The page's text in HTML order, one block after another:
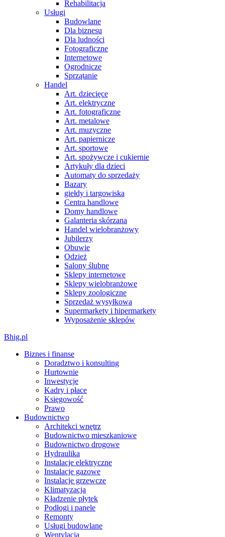
Rehabilitacja
Usługi
Budowlane
Dla biznesu
Dla ludności
Fotograficzne
Internetowe
Ogrodnicze
Sprzątanie
Handel
Art. dziecięce
Art. elektryczne
Art. fotograficzne
Art. metalowe
Art. muzyczne
Art. papiernicze
Art. sportowe
Art. spożywcze i cukiernie
Artykuły dla dzieci
Automaty do sprzedaży
Bazary
giełdy i targowiska
Centra handlowe
Domy handlowe
Galanteria skórzana
Handel wielobranżowy
Jubilerzy
Obuwie
Odzież
Salony ślubne
Sklepy internetowe
Sklepy wielobranżowe
Sklepy zoologiczne
Sprzedaż wysyłkowa
Supermarkety i hipermarkety
Wyposażenie sklepów
Bhig.pl
Biznes i finanse
Doradztwo i konsulting
Hurtownie
Inwestycje
Kadry i płace
Księgowość
Prawo
Budownictwo
Architekci wnętrz
Budownictwo mieszkaniowe
Budownictwo drogowe
Hydraulika
Instalacje elektryczne
Instalacje gazowe
Instalacje grzewcze
Klimatyzacja
Kładzenie płytek
Podłogi i panele
Remonty
Usługi budowlane
Wentylacja